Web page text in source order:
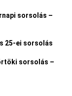
sorsolás –
25-ei sorsolás
sorsolás –